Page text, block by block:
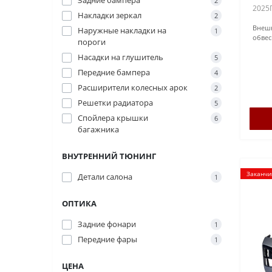
Накладки зеркал 2
Наружные накладки на
пороги
1
Насадки на глушитель 5
Передние бампера 4
Расширители колесных арок 2
Решетки радиатора 5
Спойлера крышки
багажника
6
ВНУТРЕННИЙ ТЮНИНГ
Детали салона
1
ОПТИКА
Задние фонари
1
Передние фары 1
ЦЕНА
Под